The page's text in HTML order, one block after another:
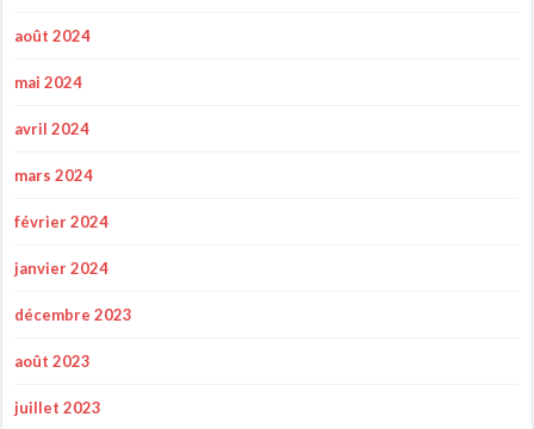
août 2024
mai 2024
avril 2024
mars 2024
février 2024
janvier 2024
décembre 2023
août 2023
juillet 2023